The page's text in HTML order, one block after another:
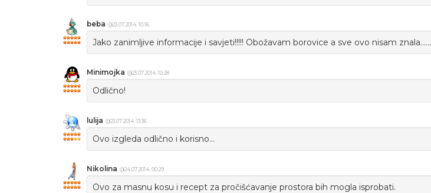
beba @23.07.2014. 10:16
Jako zanimljive informacije i savjeti!!!!! Obožavam borovice a sve ovo nisam znala......
Minimojka @23.07.2014. 10:28
Odlično!
lulija @23.07.2014. 13:36
Ovo izgleda odlično i korisno...
Nikolina @24.07.2014. 00:29
Ovo za masnu kosu i recept za pročišćavanje prostora bih mogla isprobati.